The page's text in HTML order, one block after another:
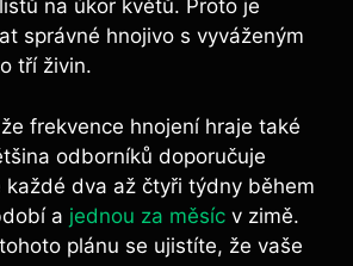
na úkor květů. Proto je
správné hnojivo s ‍vyváženým
tří⁣ živin.
frekvence ‌hnojení hraje ⁢také
⁢odborníků doporučuje
každé​ dva až čtyři týdny během
a jednou ⁣za měsíc v zimě.‍
‍plánu‌ se ujistíte, že ⁢vaše